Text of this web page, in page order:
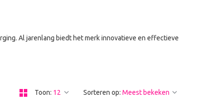
Al jarenlang biedt het merk innovatieve en effectieve
Toon: Sorteren op: